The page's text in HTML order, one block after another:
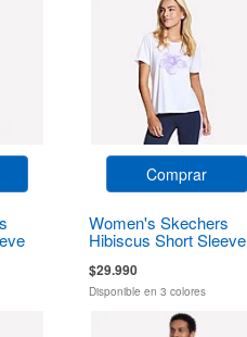
Comprar
Women's Skechers
Hibiscus Short Sleeve
$29.990
Disponible en 3 colores